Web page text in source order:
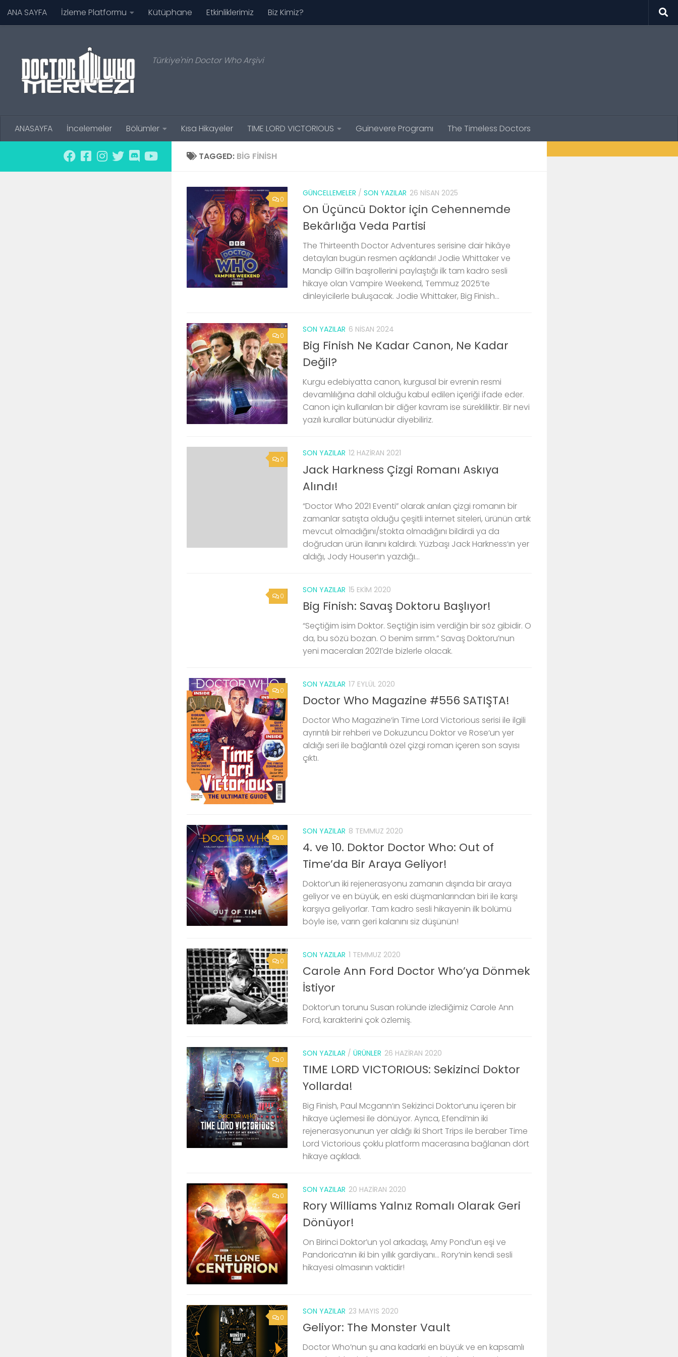
Skip to content
ANA SAYFA İzleme Platformu Kütüphane Etkinliklerimiz Biz Kimiz?
Türkiye'nin Doctor Who Arşivi
ANASAYFA İncelemeler Bölümler Kısa Hikayeler TIME LORD VICTORIOUS Guinevere Programı The Timeless Doctors
TAGGED: BIG FINISH
0
GÜNCELLEMELER / SON YAZILAR 26 NISAN 2025
On Üçüncü Doktor için Cehennemde
Bekârlığa Veda Partisi
The Thirteenth Doctor Adventures serisine dair hikâye
detayları bugün resmen açıklandı! Jodie Whittaker ve
Mandip Gill’in başrollerini paylaştığı ilk tam kadro sesli
hikaye olan Vampire Weekend, Temmuz 2025’te
dinleyicilerle buluşacak. Jodie Whittaker, Big Finish...
0
SON YAZILAR 6 NISAN 2024
Big Finish Ne Kadar Canon, Ne Kadar
Değil?
Kurgu edebiyatta canon, kurgusal bir evrenin resmi
devamlılığına dahil olduğu kabul edilen içeriği ifade eder.
Canon için kullanılan bir diğer kavram ise sürekliliktir. Bir nevi
yazılı kurallar bütünüdür diyebiliriz.
0
SON YAZILAR 12 HAZIRAN 2021
Jack Harkness Çizgi Romanı Askıya
Alındı!
“Doctor Who 2021 Eventi” olarak anılan çizgi romanın bir
zamanlar satışta olduğu çeşitli internet siteleri, ürünün artık
mevcut olmadığını/stokta olmadığını bildirdi ya da
doğrudan ürün ilanını kaldırdı. Yüzbaşı Jack Harkness‘ın yer
aldığı, Jody Houser‘ın yazdığı...
0
SON YAZILAR 15 EKIM 2020
Big Finish: Savaş Doktoru Başlıyor!
“Seçtiğim isim Doktor. Seçtiğin isim verdiğin bir söz gibidir. O
da, bu sözü bozan. O benim sırrım.” Savaş Doktoru’nun
yeni maceraları 2021’de bizlerle olacak.
0
SON YAZILAR 17 EYLÜL 2020
Doctor Who Magazine #556 SATIŞTA!
Doctor Who Magazine‘in Time Lord Victorious serisi ile ilgili
ayrıntılı bir rehberi ve Dokuzuncu Doktor ve Rose‘un yer
aldığı seri ile bağlantılı özel çizgi roman içeren son sayısı
çıktı.
0
SON YAZILAR 8 TEMMUZ 2020
4. ve 10. Doktor Doctor Who: Out of
Time’da Bir Araya Geliyor!
Doktor’un iki rejenerasyonu zamanın dışında bir araya
geliyor ve en büyük, en eski düşmanlarından biri ile karşı
karşıya geliyorlar. Tam kadro sesli hikayenin ilk bölümü
böyle ise, varın geri kalanını siz düşünün!
0
SON YAZILAR 1 TEMMUZ 2020
Carole Ann Ford Doctor Who’ya Dönmek
İstiyor
Doktor‘un torunu Susan rolünde izlediğimiz Carole Ann
Ford, karakterini çok özlemiş.
0
SON YAZILAR / ÜRÜNLER 26 HAZIRAN 2020
TIME LORD VICTORIOUS: Sekizinci Doktor
Yollarda!
Big Finish, Paul Mcgann‘ın Sekizinci Doktor‘unu içeren bir
hikaye üçlemesi ile dönüyor. Ayrıca, Efendi‘nin iki
rejenerasyonunun yer aldığı iki Short Trips ile beraber Time
Lord Victorious çoklu platform macerasına bağlanan dört
hikaye açıkladı.
0
SON YAZILAR 20 HAZIRAN 2020
Rory Williams Yalnız Romalı Olarak Geri
Dönüyor!
On Birinci Doktor’un yol arkadaşı, Amy Pond’un eşi ve
Pandorica’nın iki bin yıllık gardiyanı… Rory’nin kendi sesli
hikayesi olmasının vaktidir!
0
SON YAZILAR 23 MAYIS 2020
Geliyor: The Monster Vault
Doctor Who’nun şu ana kadarki en büyük ve en kapsamlı